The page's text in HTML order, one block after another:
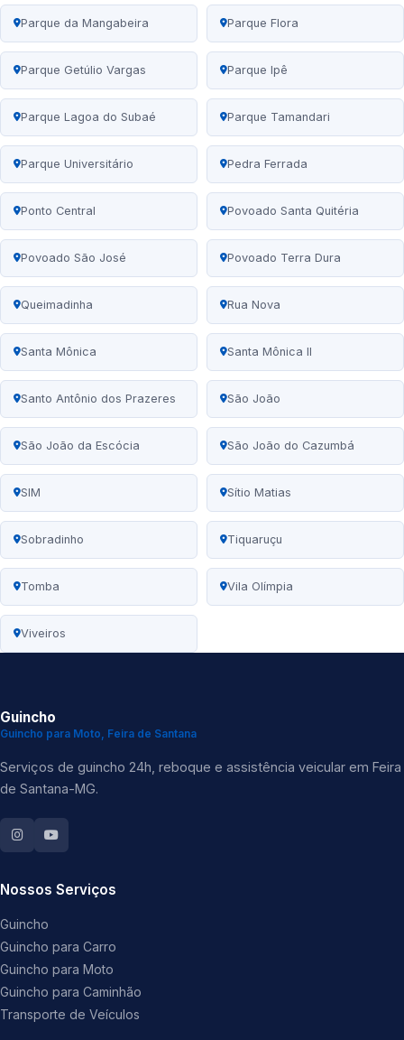
Parque da Mangabeira Parque Flora
Parque Getúlio Vargas Parque Ipê
Parque Lagoa do Subaé Parque Tamandari
Parque Universitário Pedra Ferrada
Ponto Central Povoado Santa Quitéria
Povoado São José Povoado Terra Dura
Queimadinha Rua Nova
Santa Mônica Santa Mônica II
Santo Antônio dos Prazeres São João
São João da Escócia São João do Cazumbá
SIM Sítio Matias
Sobradinho Tiquaruçu
Tomba Vila Olímpia
Viveiros
Guincho
Guincho para Moto, Feira de Santana
Serviços de guincho 24h, reboque e assistência veicular em Feira
de Santana-MG.
Nossos Serviços
Guincho
Guincho para Carro
Guincho para Moto
Guincho para Caminhão
Transporte de Veículos